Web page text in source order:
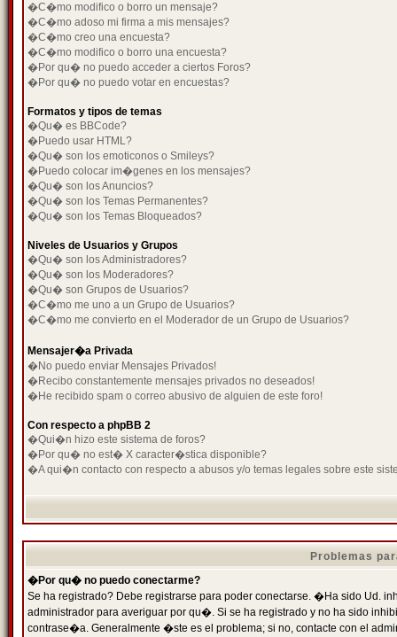
�C�mo modifico o borro un mensaje?
�C�mo adoso mi firma a mis mensajes?
�C�mo creo una encuesta?
�C�mo modifico o borro una encuesta?
�Por qu� no puedo acceder a ciertos Foros?
�Por qu� no puedo votar en encuestas?
Formatos y tipos de temas
�Qu� es BBCode?
�Puedo usar HTML?
�Qu� son los emoticonos o Smileys?
�Puedo colocar im�genes en los mensajes?
�Qu� son los Anuncios?
�Qu� son los Temas Permanentes?
�Qu� son los Temas Bloqueados?
Niveles de Usuarios y Grupos
�Qu� son los Administradores?
�Qu� son los Moderadores?
�Qu� son Grupos de Usuarios?
�C�mo me uno a un Grupo de Usuarios?
�C�mo me convierto en el Moderador de un Grupo de Usuarios?
Mensajer�a Privada
�No puedo enviar Mensajes Privados!
�Recibo constantemente mensajes privados no deseados!
�He recibido spam o correo abusivo de alguien de este foro!
Con respecto a phpBB 2
�Qui�n hizo este sistema de foros?
�Por qu� no est� X caracter�stica disponible?
�A qui�n contacto con respecto a abusos y/o temas legales sobre este
Problemas
�Por qu� no puedo conectarme?
Se ha registrado? Debe registrarse para poder conectarse. �Ha sido Ud.
administrador para averiguar por qu�. Si se ha registrado y no ha sido
contrase�a. Generalmente �ste es el problema; si no, contacte con el